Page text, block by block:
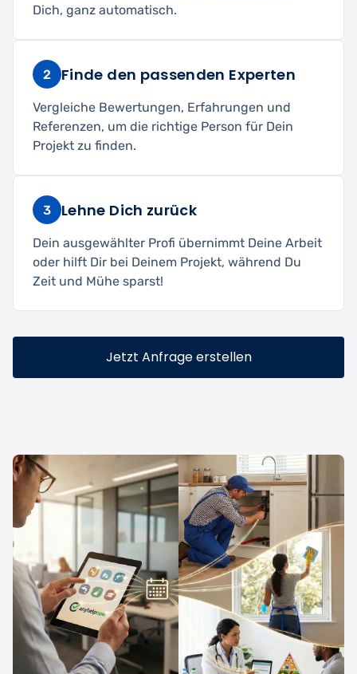
Dich, ganz automatisch.
2 Finde den passenden Experten
Vergleiche Bewertungen, Erfahrungen und
Referenzen, um die richtige Person für Dein
Projekt zu finden.
3 Lehne Dich zurück
Dein ausgewählter Profi übernimmt Deine Arbeit
oder hilft Dir bei Deinem Projekt, während Du
Zeit und Mühe sparst!
Jetzt Anfrage erstellen